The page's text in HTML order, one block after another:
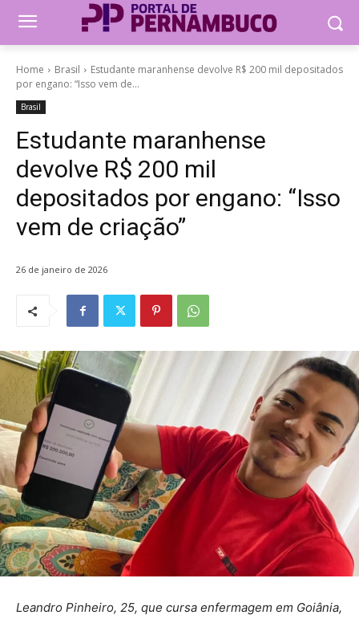
Home Brasil
Estudante maranhense devolve R$ 200 mil depositados
por engano: “Isso vem de...
Brasil
Estudante maranhense
devolve R$ 200 mil
depositados por engano: “Isso
vem de criação”
26 de janeiro de 2026
Leandro Pinheiro, 25, que cursa enfermagem em Goiânia,